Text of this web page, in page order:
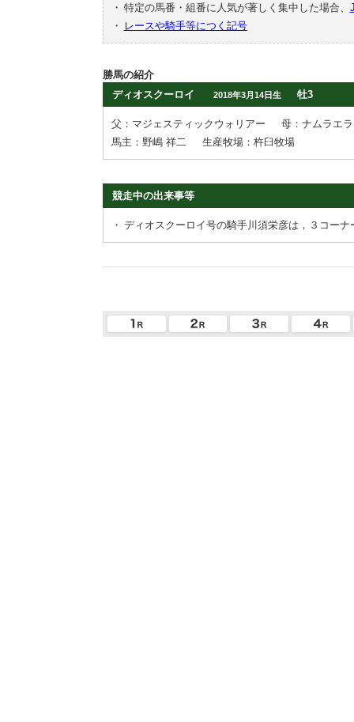
・ 特定の馬番・組番に人気が著しく集中した場合、
・
レースや騎手等につく記号
勝馬の紹介
ディオスクーロイ
2018年3月14日生 牡3
父：マジェスティックウォリアー
母：ナムラエ
馬主：野嶋 祥二
生産牧場：杵臼牧場
競走中の出来事等
・ ディオスクーロイ号の騎手川須栄彦は，３コー